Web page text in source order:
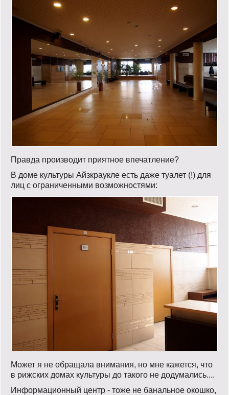
Правда производит приятное впечатление?
В доме культуры Айзкраукле есть даже туалет (!) для
лиц с ограниченными возможностями:
Может я не обращала внимания, но мне кажется, что
в рижских домах культуры до такого не додумались....
Информационный центр - тоже не банальное окошко,